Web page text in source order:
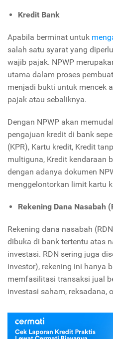
Kredit Bank
Apabila berminat untuk
salah satu syarat yang
wajib pajak. NPWP
utama dalam proses
menjadi bukti untuk mencek
pajak atau sebaliknya.
Dengan NPWP akan
pengajuan kredit di bank
(KPR), Kartu kredit, Kredit
multiguna, Kredit kendaraan
dengan adanya dokumen
menggelontorkan limit kartu
Rekening Dana Nasabah
Rekening dana nasabah
dibuka di bank tertentu atas
investasi. RDN sering juga
investor), rekening ini hanya
memfasilitasi transaksi jual
investasi saham, reksadana,